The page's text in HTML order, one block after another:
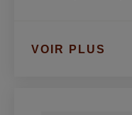
VOIR PLUS